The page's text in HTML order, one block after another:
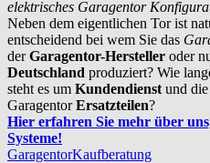
elektrisches Garagentor
Neben dem eigentlichen Tor ist
entscheidend bei wem Sie das
derGaragentor-Hersteller oder
Deutschland produziert? Wie
steht es um Kundendienst und
GaragentorErsatzteilen?
Hier erfahren Sie mehr über
Systeme!
GaragentorKaufberatung